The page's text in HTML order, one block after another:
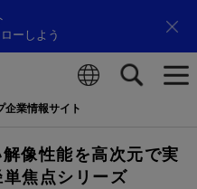
ーしよう
企業情報サイト
像性能を高次元で実
焦点シリーズ